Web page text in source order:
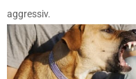
aggressiv.